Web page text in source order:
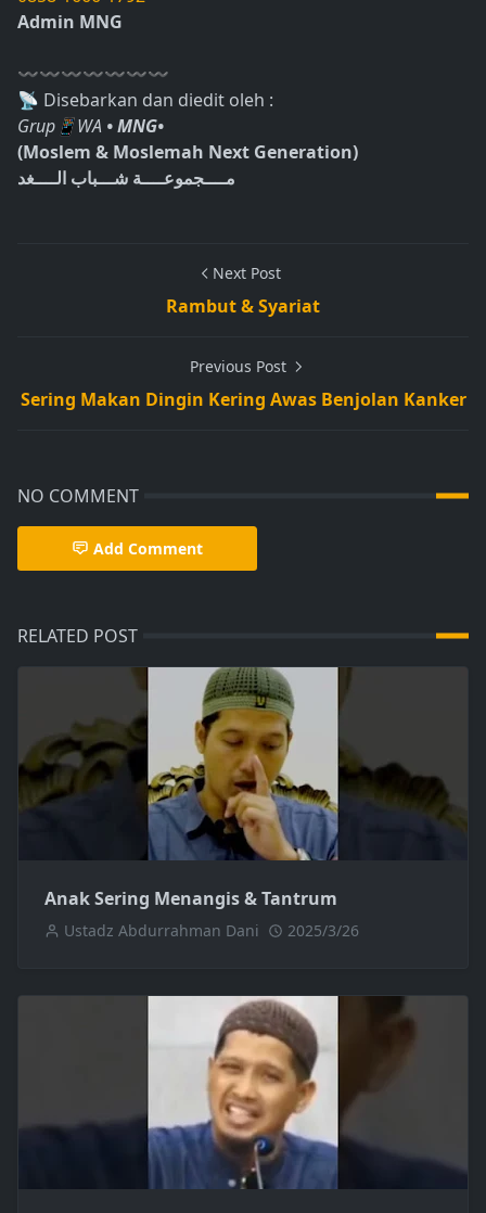
Admin MNG
〰〰〰〰〰〰〰
📡 Disebarkan dan diedit oleh :
Grup📱WA • MNG•
(Moslem & Moslemah Next Generation)
مــــجموعــــة شـــباب الــــغد
Next Post
Rambut & Syariat
Previous Post
Sering Makan Dingin Kering Awas Benjolan Kanker
NO COMMENT
Add Comment
RELATED POST
Anak Sering Menangis & Tantrum
Ustadz Abdurrahman Dani 2025/3/26